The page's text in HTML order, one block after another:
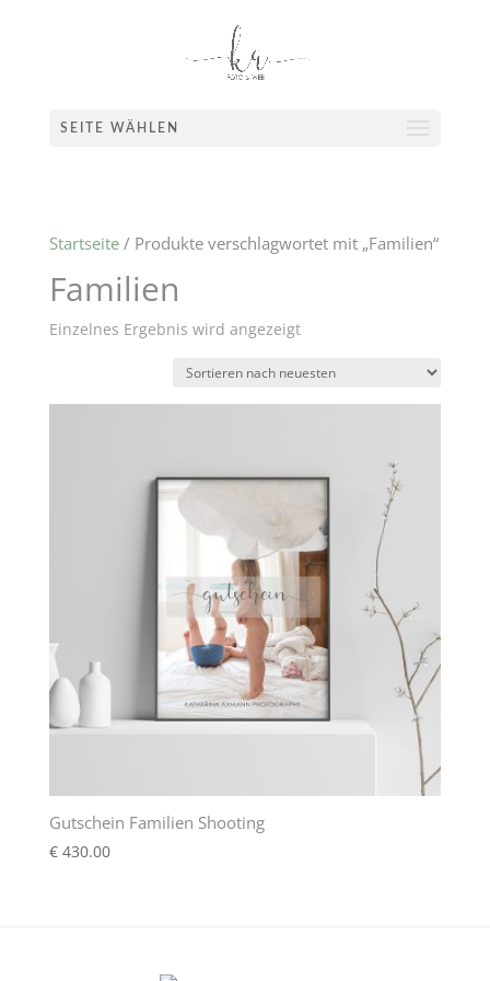
SEITE WÄHLEN
Startseite/ Produkte verschlagwortet mit „Familien“
Familien
Einzelnes Ergebnis wird angezeigt
Gutschein Familien Shooting
€430.00